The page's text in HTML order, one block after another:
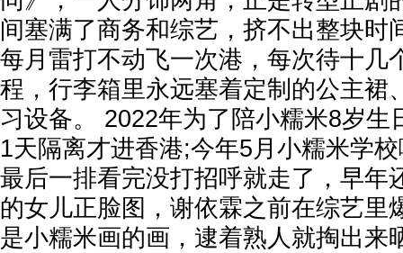
间塞满了商务和综艺，挤不出整块时
每月雷打不动飞一次港，每次待十几
程，行李箱里永远塞着定制的公主裙
习设备。 2022年为了陪小糯米8岁生
1天隔离才进香港;今年5月小糯米学
最后一排看完没打招呼就走了，早年
的女儿正脸图，谢依霖之前在综艺里
是小糯米画的画，逮着熟人就掏出来